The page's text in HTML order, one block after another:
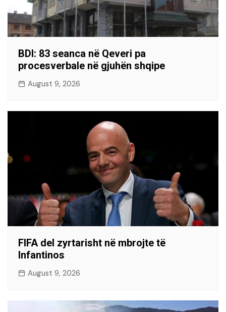
BDI: 83 seanca në Qeveri pa
procesverbale në gjuhën shqipe
August 9, 2026
FIFA del zyrtarisht në mbrojte të
Infantinos
August 9, 2026